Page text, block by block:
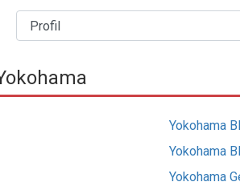
Yokohama
Yokohama
Yokohama